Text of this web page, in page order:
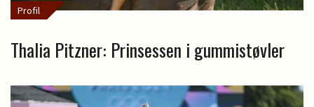
Profil
Thalia Pitzner: Prinsessen i gummistøvler